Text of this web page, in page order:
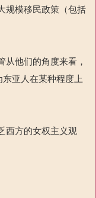
规模移民政策（包括
从他们的角度来看，
东亚人在某种程度上
西方的女权主义观